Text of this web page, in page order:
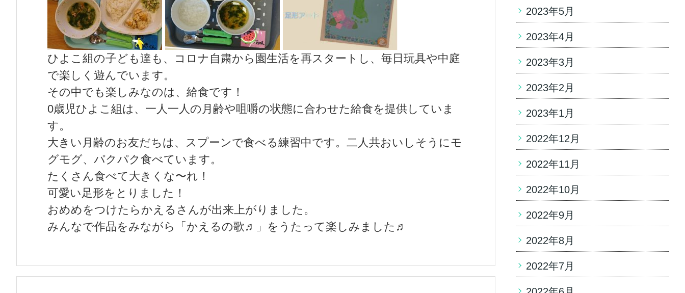
ひよこ組の子ども達も、コロナ自粛から園生活を再スタートし、毎日玩具や中庭
で楽しく遊んでいます。
その中でも楽しみなのは、給食です！
0歳児ひよこ組は、一人一人の月齢や咀嚼の状態に合わせた給食を提供していま
す。
大きい月齢のお友だちは、スプーンで食べる練習中です。二人共おいしそうにモ
グモグ、パクパク食べています。
たくさん食べて大きくな〜れ！
可愛い足形をとりました！
おめめをつけたらかえるさんが出来上がりました。
みんなで作品をみながら「かえるの歌♬」をうたって楽しみました♬
2023年5月
2023年4月
2023年3月
2023年2月
2023年1月
2022年12月
2022年11月
2022年10月
2022年9月
2022年8月
2022年7月